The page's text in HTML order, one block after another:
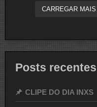
CARREGAR MAIS
Posts recentes
CLIPE DO DIA INXS